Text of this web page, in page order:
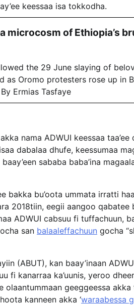
keessaa isa tokkodha.
microcosm of Ethiopia’s
the 29 June slaying of
as Oromo protesters rose up in
Ermias Tasfaye
nama ADWUI keessaa
dabalaa dhufe, keessumaa
sababa baba’ina
bakka bu’oota ummata irratti
2018tiin, eegii aangoo qabatee
ADWUI cabsuu fi tuffachuun,
san balaaleffachuun gocha
(ABUT), kan baay’inaan
fi kanarraa ka’uunis, yeroo
olaantummaan geeggeessa
kanneen akka ‘waraabessa